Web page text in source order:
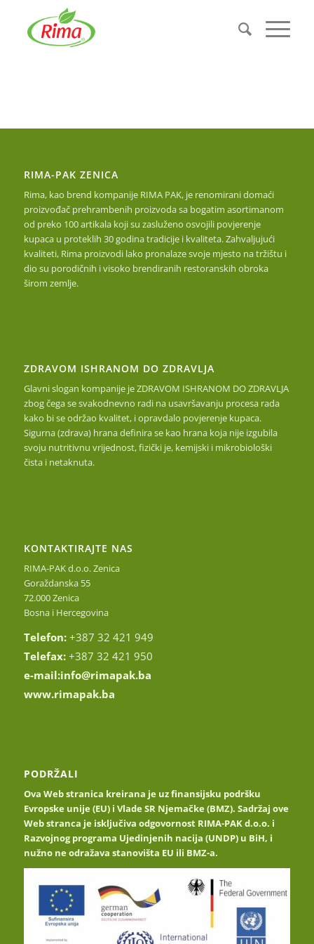
RIMA-PAK ZENICA
Rima, kao brend kompanije RIMA PAK, je renomirani domaći
proizvođač prehrambenih proizvoda sa bogatim asortimanom
od preko 100 artikala koji su zasluženo osvojili povjerenje
kupaca u proteklih 30 godina tradicije i kvaliteta. Zahvaljujući
kvaliteti, Rima proizvodi lako pronalaze svoje mjesto na tržištu i
dio su porodičnih i visoko brendiranih restoranskih obroka
širom zemlje.
ZDRAVOM ISHRANOM DO ZDRAVLJA
Glavni slogan kompanije je ZDRAVOM ISHRANOM DO ZDRAVLJA
zbog čega se svakodnevno radi na usavršavanju procesa rada
kako bi se održao kvalitet, i opravdalo povjerenje kupaca.
Sigurna (zdrava) hrana definira se kao hrana koja nije izgubila
svoju nutritivnu vrijednost, fizički je, kemijski i mikrobiološki
čista i netaknuta.
KONTAKTIRAJTE NAS
RIMA-PAK d.o.o. Zenica
Goraždanska 55
72.000 Zenica
Bosna i Hercegovina
Telefon: +387 32 421 949
Telefax: +387 32 421 950
e-mail:info@rimapak.ba
www.rimapak.ba
PODRŽALI
Ova Web stranica kreirana je uz finansijsku podršku
Evropske unije (EU) i Vlade SR Njemačke (BMZ). Sadržaj ove
Web stranca je isključiva odgovornost RIMA-PAK d.o.o. i
Razvojnog programa Ujedinjenih nacija (UNDP) u BiH, i
nužno ne odražava stanovišta EU ili BMZ-a.